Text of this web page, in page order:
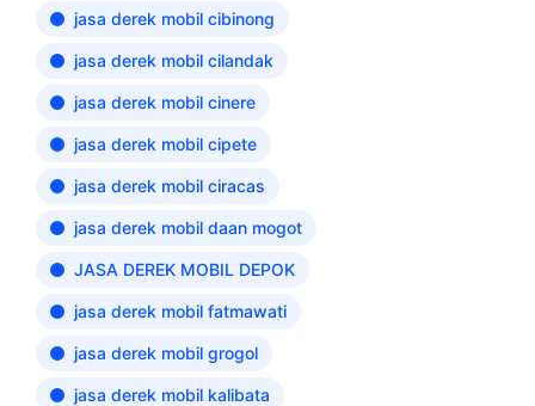
jasa derek mobil cibinong
jasa derek mobil cilandak
jasa derek mobil cinere
jasa derek mobil cipete
jasa derek mobil ciracas
jasa derek mobil daan mogot
JASA DEREK MOBIL DEPOK
jasa derek mobil fatmawati
jasa derek mobil grogol
jasa derek mobil kalibata